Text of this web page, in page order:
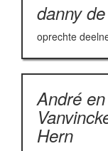
danny
oprechte
André
Hern